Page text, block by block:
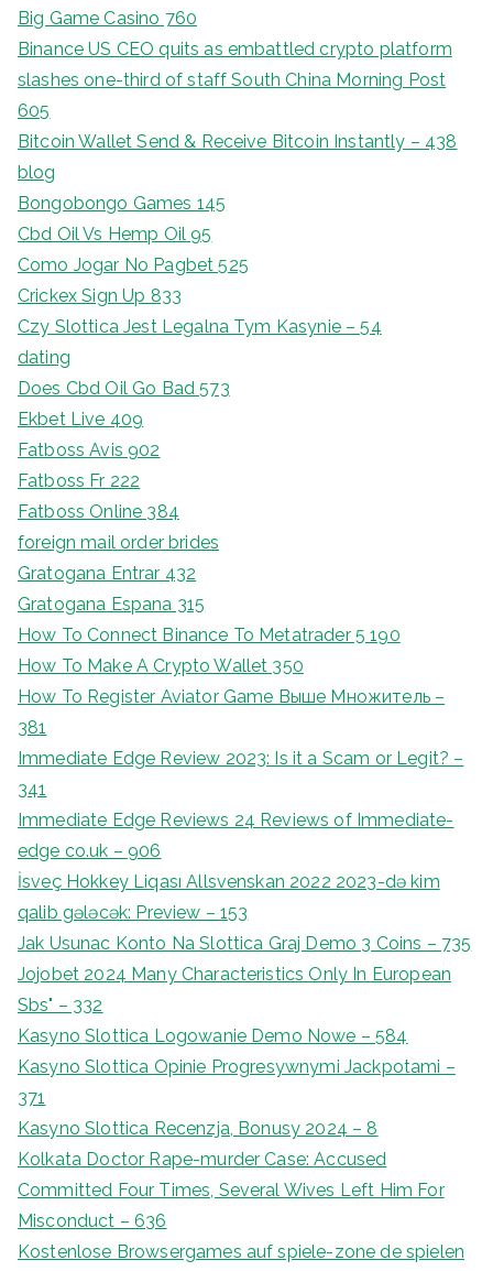
Big Game Casino 760
Binance US CEO quits as embattled crypto platform
slashes one-third of staff South China Morning Post
605
Bitcoin Wallet Send & Receive Bitcoin Instantly – 438
blog
Bongobongo Games 145
Cbd Oil Vs Hemp Oil 95
Como Jogar No Pagbet 525
Crickex Sign Up 833
Czy Slottica Jest Legalna Tym Kasynie – 54
dating
Does Cbd Oil Go Bad 573
Ekbet Live 409
Fatboss Avis 902
Fatboss Fr 222
Fatboss Online 384
foreign mail order brides
Gratogana Entrar 432
Gratogana Espana 315
How To Connect Binance To Metatrader 5 190
How To Make A Crypto Wallet 350
How To Register Aviator Game Выше Множитель –
381
Immediate Edge Review 2023: Is it a Scam or Legit? –
341
Immediate Edge Reviews 24 Reviews of Immediate-
edge co.uk – 906
İsveç Hokkey Liqası Allsvenskan 2022 2023-də kim
qalib gələcək: Preview – 153
Jak Usunac Konto Na Slottica Graj Demo 3 Coins – 735
Jojobet 2024 Many Characteristics Only In European
Sbs" – 332
Kasyno Slottica Logowanie Demo Nowe – 584
Kasyno Slottica Opinie Progresywnymi Jackpotami –
371
Kasyno Slottica Recenzja, Bonusy 2024 – 8
Kolkata Doctor Rape-murder Case: Accused
Committed Four Times, Several Wives Left Him For
Misconduct – 636
Kostenlose Browsergames auf spiele-zone de spielen